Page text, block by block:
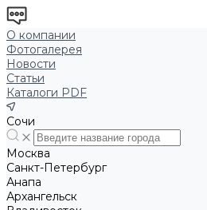
О компании
Фотогалерея
Новости
Статьи
Каталоги PDF
Сочи
Москва
Санкт-Петербург
Анапа
Архангельск